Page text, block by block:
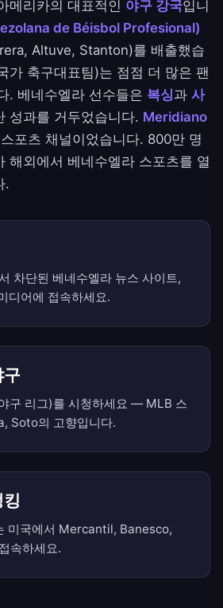
메리카의 대표적인 야구 강국입니
de Béisbol Profesional)
Altuve, Stanton)를 배출했습
가 축구대표팀)는 점점 더 많은 팬
. 베네수엘라 선수들은 복싱과 사
성과를 거두었습니다. Meridiano
포츠 채널이었습니다. 800만 명
해외에서 베네수엘라 스포츠를 열
.
차단된 베네수엘라 뉴스 사이트,
디어에 접속하세요.
구 리그)를 시청하세요 — MLB 스
Soto의 고향입니다.
미국에서 Mercantil, Banesco,
속하세요.